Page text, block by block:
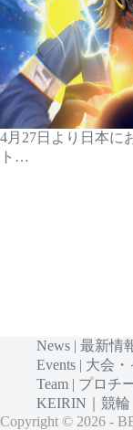
4月27日より日本に
ト…
News | 最新情
Events | 大会
Team | プロチ
KEIRIN｜競輪
Copyright © 2026 -